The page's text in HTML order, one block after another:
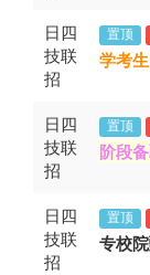
日四
技联
招
置顶
学考
日四
技联
招
置顶
阶段
日四
技联
招
置顶
专校